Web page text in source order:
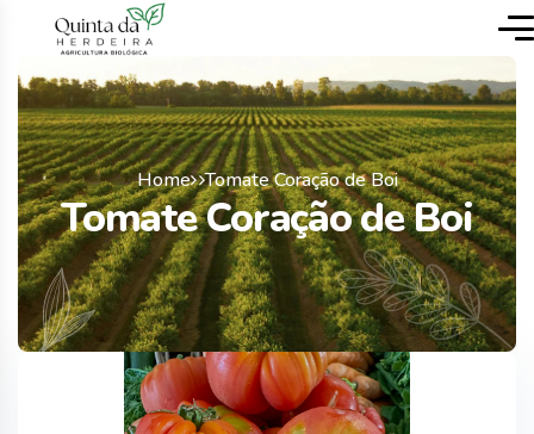
Home Tomate Coração de Boi
Tomate Coração de Boi